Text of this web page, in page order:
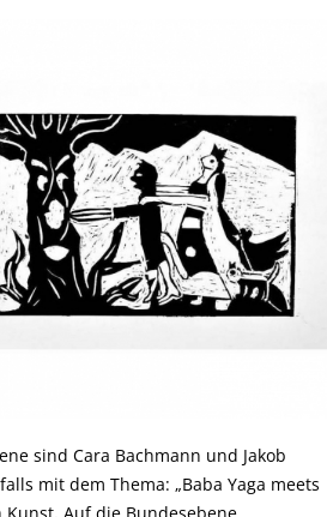
sind Cara Bachmann und Jakob
mit dem Thema: „Baba Yaga meets